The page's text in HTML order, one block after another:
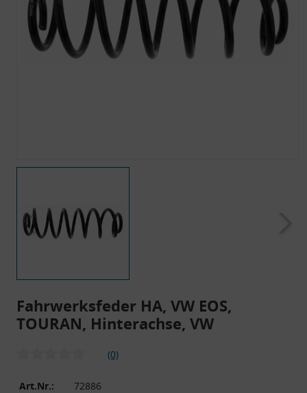
Fahrwerksfeder HA, VW EOS,
TOURAN, Hinterachse, VW
(0)
Art.Nr.:
72886